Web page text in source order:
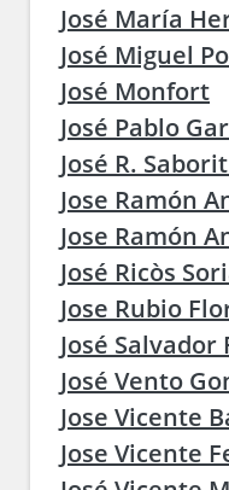
José María
José Miguel
José Monfort
José Pablo
José R.
Jose Ramón
Jose Ramón
José Ricòs
Jose Rubio
José Salvador
José Vento
Jose Vicente
Jose Vicente